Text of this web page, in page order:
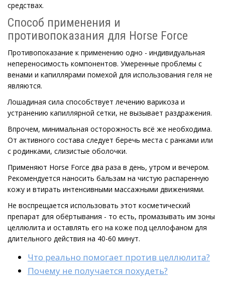
средствах.
Способ применения и
противопоказания для Horse Force
Противопоказание к применению одно - индивидуальная
непереносимость компонентов. Умеренные проблемы с
венами и капиллярами помехой для использования геля не
являются.
Лошадиная сила способствует лечению варикоза и
устранению капиллярной сетки, не вызывает раздражения.
Впрочем, минимальная осторожность всё же необходима.
От активного состава следует беречь места с ранками или
с родинками, слизистые оболочки.
Применяют Horse Force два раза в день, утром и вечером.
Рекомендуется наносить бальзам на чистую распаренную
кожу и втирать интенсивными массажными движениями.
Не воспрещается использовать этот косметический
препарат для обёртывания - то есть, промазывать им зоны
целлюлита и оставлять его на коже под целлофаном для
длительного действия на 40-60 минут.
Что реально помогает против целлюлита?
Почему не получается похудеть?